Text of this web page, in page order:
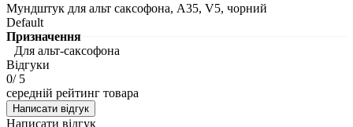
Мундштук для альт саксофона, A35, V5, чорний
Default
Призначення
Для альт-саксофона
Відгуки
0/ 5
середній рейтинг товара
Написати відгук
Написати відгук